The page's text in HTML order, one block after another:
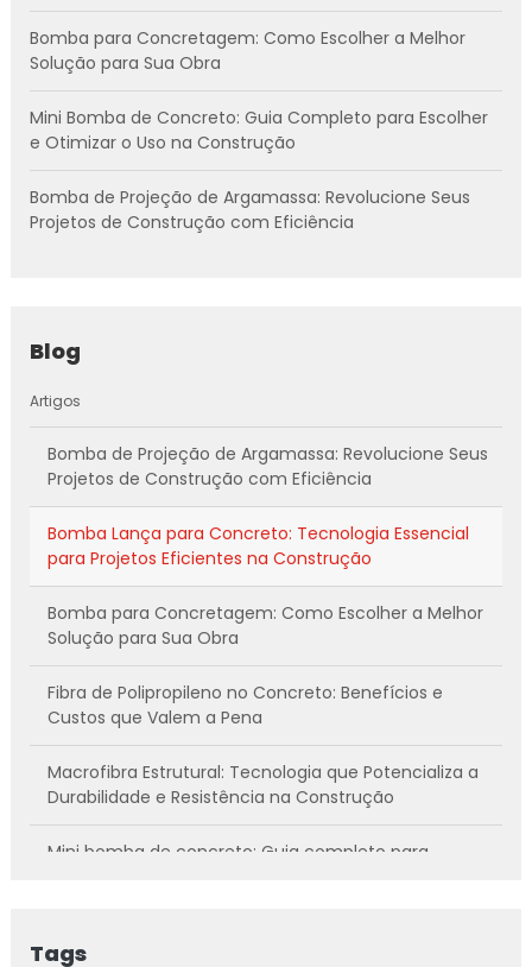
Bomba para Concretagem: Como Escolher a Melhor
Solução para Sua Obra
Mini Bomba de Concreto: Guia Completo para Escolher
e Otimizar o Uso na Construção
Bomba de Projeção de Argamassa: Revolucione Seus
Projetos de Construção com Eficiência
Blog
Artigos
Bomba de Projeção de Argamassa: Revolucione Seus
Projetos de Construção com Eficiência
Bomba Lança para Concreto: Tecnologia Essencial
para Projetos Eficientes na Construção
Bomba para Concretagem: Como Escolher a Melhor
Solução para Sua Obra
Fibra de Polipropileno no Concreto: Benefícios e
Custos que Valem a Pena
Macrofibra Estrutural: Tecnologia que Potencializa a
Durabilidade e Resistência na Construção
Mini bomba de concreto: Guia completo para
Escolher e Otimizar o Uso na Construção
Tags